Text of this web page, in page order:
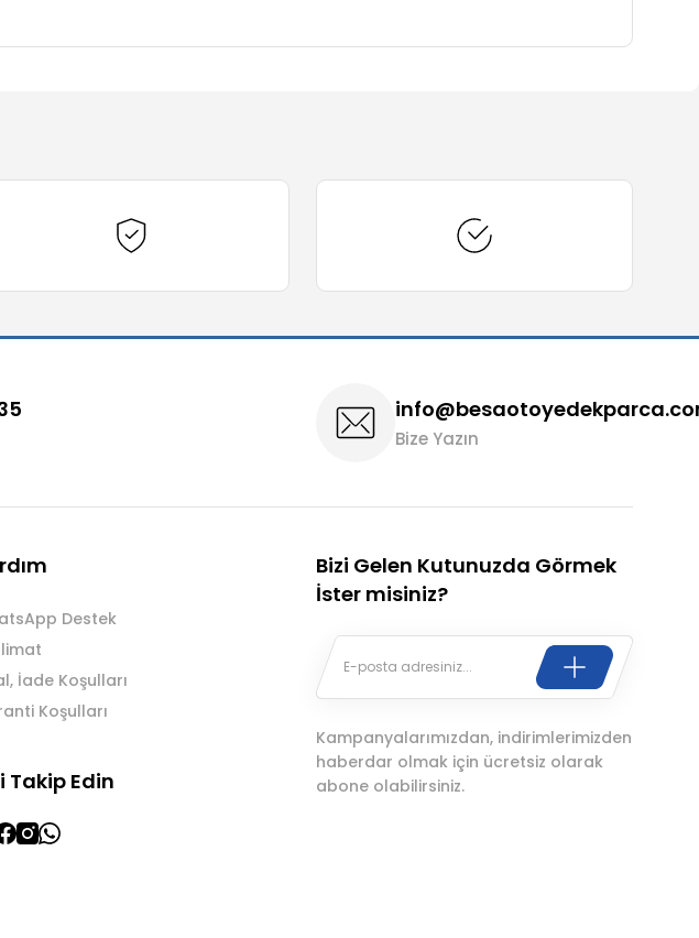
Bize Yazın
Destek
İade Koşulları
Koşulları
Takip Edin
Bizi Gelen Kutunuzda Görmek
İster misiniz?
Kampanyalarımızdan, indirimlerimizden
haberdar olmak için ücretsiz olarak
abone olabilirsiniz.